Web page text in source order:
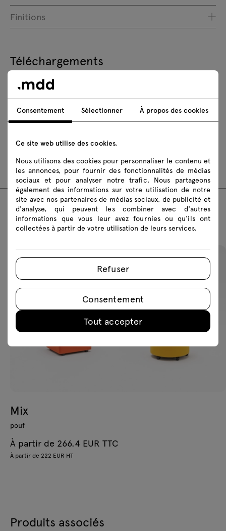
Finitions
Téléchargements
Règles de sécurité
Instructions de montage
ZSZ200
Produits recommandés
Mix
pouf
À partir de 266.4 EUR TTC
À partir de 222 EUR HT
Produits associés
Consentement Sélectionner À propos des cookies
Ce site web utilise des cookies.
Nous utilisons des cookies pour personnaliser le contenu et
les annonces, pour fournir des fonctionnalités de médias
sociaux et pour analyser notre trafic. Nous partageons
également des informations sur votre utilisation de notre
site avec nos partenaires de médias sociaux, de publicité et
d'analyse, qui peuvent les combiner avec d'autres
informations que vous leur avez fournies ou qu'ils ont
collectées à partir de votre utilisation de leurs services.
Refuser
Consentement
Tout accepter